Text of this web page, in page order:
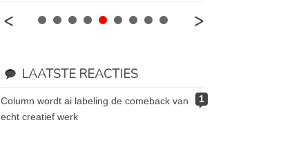
LAATSTE REACTIES
1
column wordt ai labeling de comeback van
echt creatief werk